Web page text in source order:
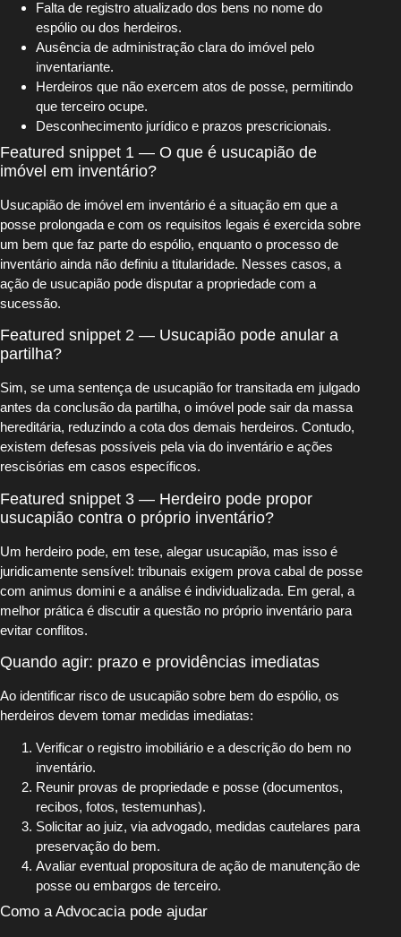
Falta de registro atualizado dos bens no nome do
espólio ou dos herdeiros.
Ausência de administração clara do imóvel pelo
inventariante.
Herdeiros que não exercem atos de posse, permitindo
que terceiro ocupe.
Desconhecimento jurídico e prazos prescricionais.
Featured snippet 1 — O que é usucapião de
imóvel em inventário?
Usucapião de imóvel em inventário é a situação em que a
posse prolongada e com os requisitos legais é exercida sobre
um bem que faz parte do espólio, enquanto o processo de
inventário ainda não definiu a titularidade. Nesses casos, a
ação de usucapião pode disputar a propriedade com a
sucessão.
Featured snippet 2 — Usucapião pode anular a
partilha?
Sim, se uma sentença de usucapião for transitada em julgado
antes da conclusão da partilha, o imóvel pode sair da massa
hereditária, reduzindo a cota dos demais herdeiros. Contudo,
existem defesas possíveis pela via do inventário e ações
rescisórias em casos específicos.
Featured snippet 3 — Herdeiro pode propor
usucapião contra o próprio inventário?
Um herdeiro pode, em tese, alegar usucapião, mas isso é
juridicamente sensível: tribunais exigem prova cabal de posse
com animus domini e a análise é individualizada. Em geral, a
melhor prática é discutir a questão no próprio inventário para
evitar conflitos.
Quando agir: prazo e providências imediatas
Ao identificar risco de usucapião sobre bem do espólio, os
herdeiros devem tomar medidas imediatas:
Verificar o registro imobiliário e a descrição do bem no
inventário.
Reunir provas de propriedade e posse (documentos,
recibos, fotos, testemunhas).
Solicitar ao juiz, via advogado, medidas cautelares para
preservação do bem.
Avaliar eventual propositura de ação de manutenção de
posse ou embargos de terceiro.
Como a Advocacia pode ajudar